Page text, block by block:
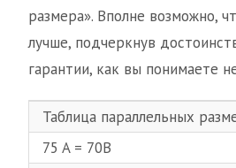
размера». Вполне возможно,
лучше, подчеркнув
гарантии, как вы понимаете
Таблица параллельных
75 A = 70B